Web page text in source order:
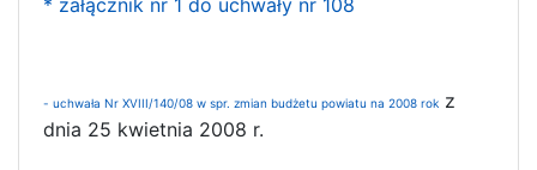
- uchwała Nr XVIII/140/08 w spr. zmian budżetu powiatu na 2008 rok z
dnia 25 kwietnia 2008 r.